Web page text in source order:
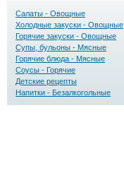
Салаты - Овощные
Холодные закуски - Овощные
Горячие закуски - Овощные
Супы, бульоны - Мясные
Горячие блюда - Мясные
Соусы - Горячие
Детские рецепты
Напитки - Безалкогольные